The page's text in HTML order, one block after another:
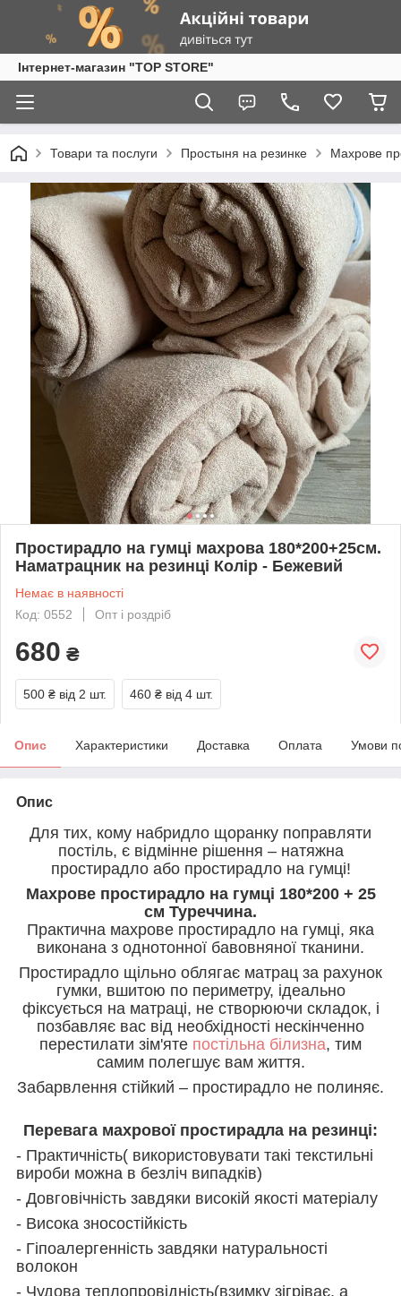
Інтернет-магазин "TOP STORE"
Товари та послуги Простыня на резинке Махрове
Простирадло на гумці махрова 180*200+25см.
Наматрацник на резинці Колір - Бежевий
Немає в наявності
Код: 0552
Опт і роздріб
680 ₴
500 ₴ від 2 шт. 460 ₴ від 4 шт.
Опис Характеристики Доставка Оплата Умови
Опис
Для тих, кому набридло щоранку поправляти
постіль, є відмінне рішення – натяжна
простирадло або простирадло на гумці!
Махрове простирадло на гумці 180*200 + 25
см Туреччина.
Практична махрове простирадло на гумці, яка
виконана з однотонної бавовняної тканини.
Простирадло щільно облягає матрац за рахунок
гумки, вшитою по периметру, ідеально
фіксується на матраці, не створюючи складок, і
позбавляє вас від необхідності нескінченно
перестилати зім'яте постільна білизна, тим
самим полегшує вам життя.
Забарвлення стійкий – простирадло не полиняє.
Перевага махрової простирадла на резинці:
- Практичність( використовувати такі текстильні
вироби можна в безліч випадків)
- Довговічність завдяки високій якості матеріалу
- Висока зносостійкість
- Гіпоалергенність завдяки натуральності
волокон
- Чудова теплопровідність(взимку зігріває, а